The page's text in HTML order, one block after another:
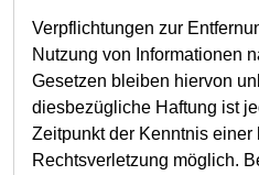
Verpflichtungen zur
Nutzung von Informationen
Gesetzen bleiben hiervon
diesbezügliche Haftung ist
Zeitpunkt der Kenntnis einer
Rechtsverletzung möglich.